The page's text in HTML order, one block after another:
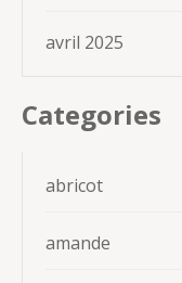
avril 2025
Categories
abricot
amande